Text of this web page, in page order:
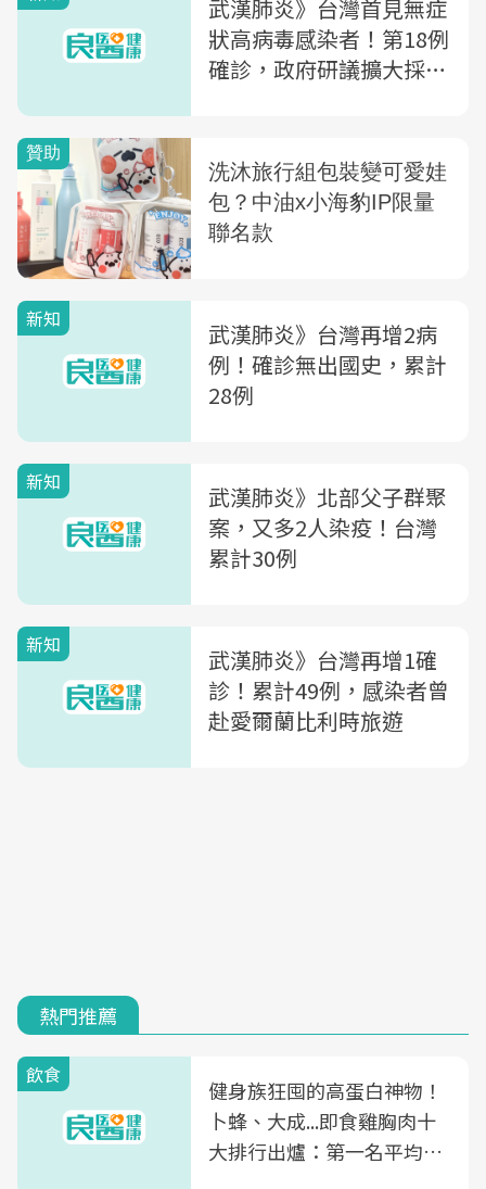
武漢肺炎》台灣首見無症
狀高病毒感染者！第18例
確診，政府研議擴大採檢
新知
武漢肺炎》台灣再增2病
例！確診無出國史，累計
28例
新知
武漢肺炎》北部父子群聚
案，又多2人染疫！台灣
累計30例
新知
武漢肺炎》台灣再增1確
診！累計49例，感染者曾
赴愛爾蘭比利時旅遊
熱門推薦
飲食
健身族狂囤的高蛋白神物！
卜蜂、大成...即食雞胸肉十
大排行出爐：第一名平均一